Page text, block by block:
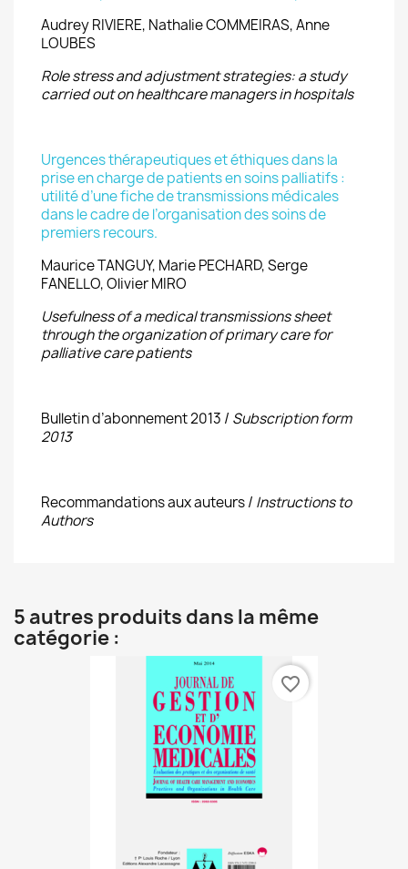
Audrey RIVIERE, Nathalie COMMEIRAS, Anne
LOUBES
Role stress and adjustment strategies: a study
carried out on healthcare managers in hospitals
Urgences thérapeutiques et éthiques dans la
prise en charge de patients en soins palliatifs :
utilité d’une fiche de transmissions médicales
dans le cadre de l’organisation des soins de
premiers recours.
Maurice TANGUY, Marie PECHARD, Serge
FANELLO, Olivier MIRO
Usefulness of a medical transmissions sheet
through the organization of primary care for
palliative care patients
Bulletin d’abonnement 2013 / Subscription form
2013
Recommandations aux auteurs / Instructions to
Authors
5 autres produits dans la même
catégorie :
favorite_border